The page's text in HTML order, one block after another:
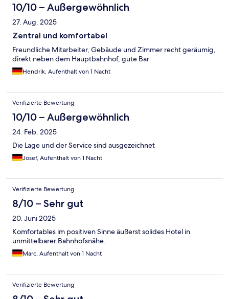
10/10 – Außergewöhnlich
27. Aug. 2025
Zentral und komfortabel
Freundliche Mitarbeiter, Gebäude und Zimmer recht geräumig,
direkt neben dem Hauptbahnhof, gute Bar
Hendrik, Aufenthalt von 1 Nacht
Verifizierte Bewertung
10/10 – Außergewöhnlich
24. Feb. 2025
Die Lage und der Service sind ausgezeichnet
Josef, Aufenthalt von 1 Nacht
Verifizierte Bewertung
8/10 – Sehr gut
20. Juni 2025
Komfortables im positiven Sinne äußerst solides Hotel in
unmittelbarer Bahnhofsnähe.
Marc, Aufenthalt von 1 Nacht
Verifizierte Bewertung